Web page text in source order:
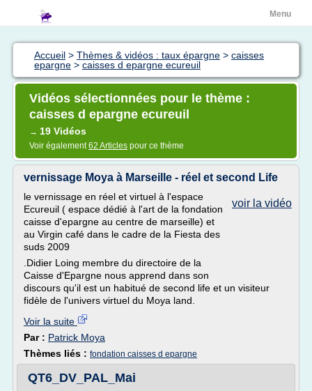
Menu
Accueil > Thèmes & vidéos : taux épargne > caisses
epargne > caisses d epargne ecureuil
Vidéos sélectionnées pour le thème :
caisses d epargne ecureuil
→ 19 Vidéos
Voir également62 Articles pour ce thème
vernissage Moya à Marseille - réel et second Life
voir la vidéo
le vernissage en réel et virtuel à l'espace
Ecureuil ( espace dédié à l'art de la fondation
caisse d'epargne au centre de marseille) et
au Virgin café dans le cadre de la Fiesta des
suds 2009
.Didier Loing membre du directoire de la
Caisse d'Epargne nous apprend dans son
discours qu'il est un habitué de second life et un visiteur
fidèle de l'univers virtuel du Moya land.
Voir la suite
Par : Patrick Moya
Thèmes liés : fondation caisses d epargne
QT6_DV_PAL_Mai